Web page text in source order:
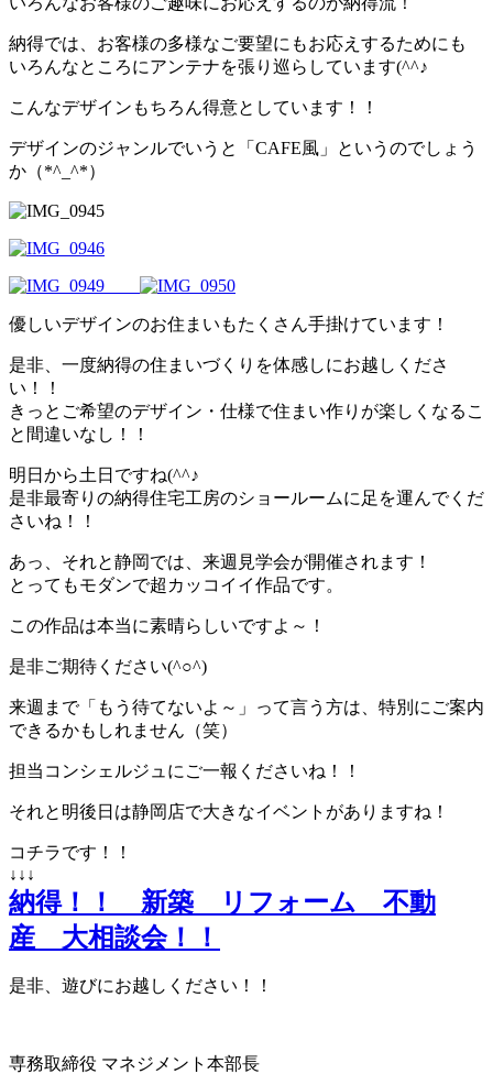
納得では、お客様の多様なご要望にもお応えするためにも
いろんなところにアンテナを張り巡らしています(^^♪
こんなデザインもちろん得意としています！！
デザインのジャンルでいうと「CAFE風」というのでしょう
か（*^_^*）
優しいデザインのお住まいもたくさん手掛けています！
是非、一度納得の住まいづくりを体感しにお越しくださ
い！！
きっとご希望のデザイン・仕様で住まい作りが楽しくなるこ
と間違いなし！！
明日から土日ですね(^^♪
是非最寄りの納得住宅工房のショールームに足を運んでくだ
さいね！！
あっ、それと静岡では、来週見学会が開催されます！
とってもモダンで超カッコイイ作品です。
この作品は本当に素晴らしいですよ～！
是非ご期待ください(^○^)
来週まで「もう待てないよ～」って言う方は、特別にご案内
できるかもしれません（笑）
担当コンシェルジュにご一報くださいね！！
それと明後日は静岡店で大きなイベントがありますね！
コチラです！！
↓↓↓
納得！！ 新築 リフォーム 不動
産 大相談会！！
是非、遊びにお越しください！！
専務取締役 マネジメント本部長